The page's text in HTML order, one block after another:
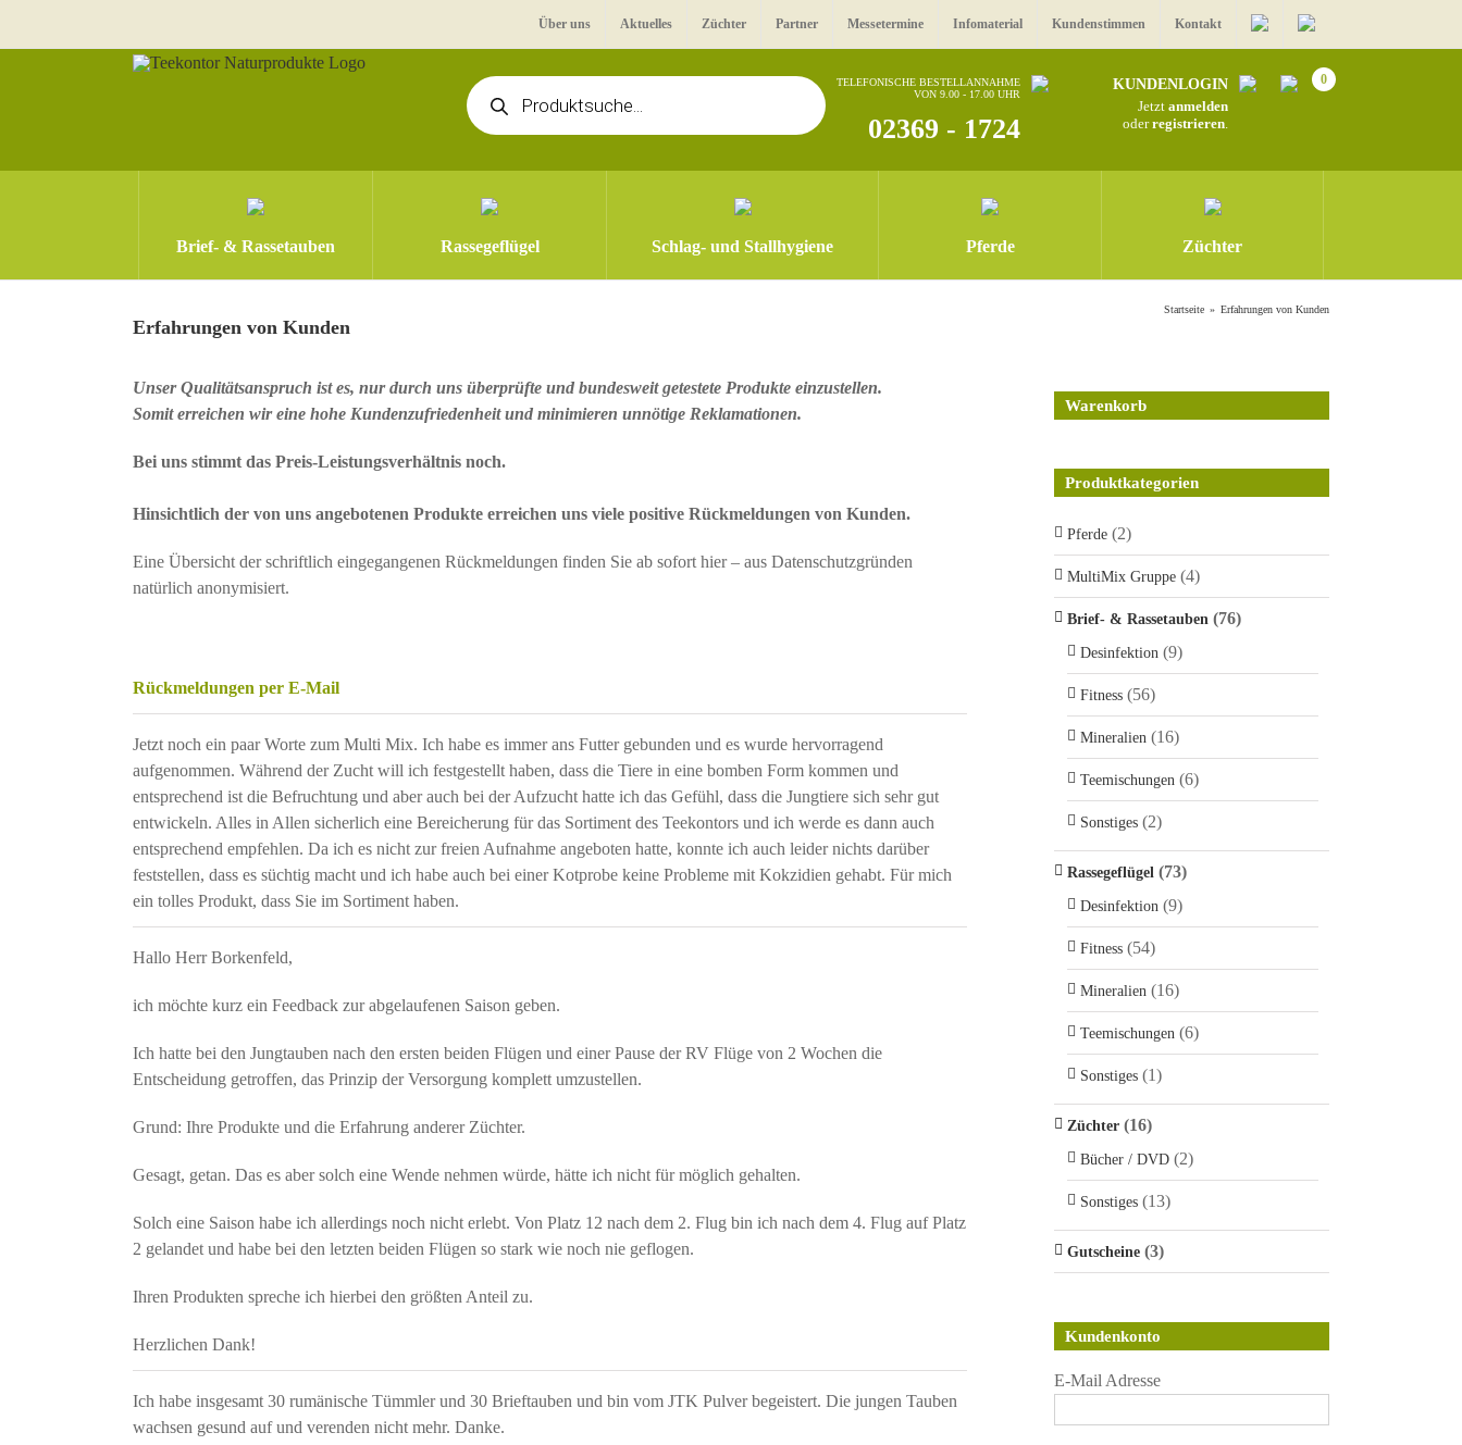
Über uns Aktuelles Züchter Partner Messetermine Infomaterial Kundenstimmen Kontakt
Products
search
TELEFONISCHE BESTELLANNAHME
VON 9.00 - 17.00 UHR
02369 - 1724
KUNDENLOGIN
Jetzt anmelden
oderregistrieren.
0
Brief- & Rassetauben Rassegeflügel Schlag- und Stallhygiene Pferde Züchter
Erfahrungen von Kunden
Startseite Erfahrungen von Kunden
Unser Qualitätsanspruch ist es, nur durch uns überprüfte und bundesweit getestete Produkte einzustellen.
Somit erreichen wir eine hohe Kundenzufriedenheit und minimieren unnötige Reklamationen.
Bei uns stimmt das Preis-Leistungsverhältnis noch.
Hinsichtlich der von uns angebotenen Produkte erreichen uns viele positive Rückmeldungen von Kunden.
Eine Übersicht der schriftlich eingegangenen Rückmeldungen finden Sie ab sofort hier – aus Datenschutzgründen
natürlich anonymisiert.
Rückmeldungen per E-Mail
Jetzt noch ein paar Worte zum Multi Mix. Ich habe es immer ans Futter gebunden und es wurde hervorragend
aufgenommen. Während der Zucht will ich festgestellt haben, dass die Tiere in eine bomben Form kommen und
entsprechend ist die Befruchtung und aber auch bei der Aufzucht hatte ich das Gefühl, dass die Jungtiere sich sehr gut
entwickeln. Alles in Allen sicherlich eine Bereicherung für das Sortiment des Teekontors und ich werde es dann auch
entsprechend empfehlen. Da ich es nicht zur freien Aufnahme angeboten hatte, konnte ich auch leider nichts darüber
feststellen, dass es süchtig macht und ich habe auch bei einer Kotprobe keine Probleme mit Kokzidien gehabt. Für mich
ein tolles Produkt, dass Sie im Sortiment haben.
Hallo Herr Borkenfeld,
ich möchte kurz ein Feedback zur abgelaufenen Saison geben.
Ich hatte bei den Jungtauben nach den ersten beiden Flügen und einer Pause der RV Flüge von 2 Wochen die
Entscheidung getroffen, das Prinzip der Versorgung komplett umzustellen.
Grund: Ihre Produkte und die Erfahrung anderer Züchter.
Gesagt, getan. Das es aber solch eine Wende nehmen würde, hätte ich nicht für möglich gehalten.
Solch eine Saison habe ich allerdings noch nicht erlebt. Von Platz 12 nach dem 2. Flug bin ich nach dem 4. Flug auf Platz
2 gelandet und habe bei den letzten beiden Flügen so stark wie noch nie geflogen.
Ihren Produkten spreche ich hierbei den größten Anteil zu.
Herzlichen Dank!
Ich habe insgesamt 30 rumänische Tümmler und 30 Brieftauben und bin vom JTK Pulver begeistert. Die jungen Tauben
wachsen gesund auf und verenden nicht mehr. Danke.
Warenkorb
Produktkategorien
Pferde (2)
MultiMix Gruppe (4)
Brief- & Rassetauben (76)
Desinfektion (9)
Fitness (56)
Mineralien (16)
Teemischungen (6)
Sonstiges (2)
Rassegeflügel (73)
Desinfektion (9)
Fitness (54)
Mineralien (16)
Teemischungen (6)
Sonstiges (1)
Züchter (16)
Bücher / DVD (2)
Sonstiges (13)
Gutscheine (3)
Kundenkonto
E-Mail Adresse